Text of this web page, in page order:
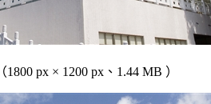
（1800 px × 1200 px、1.44 MB ）